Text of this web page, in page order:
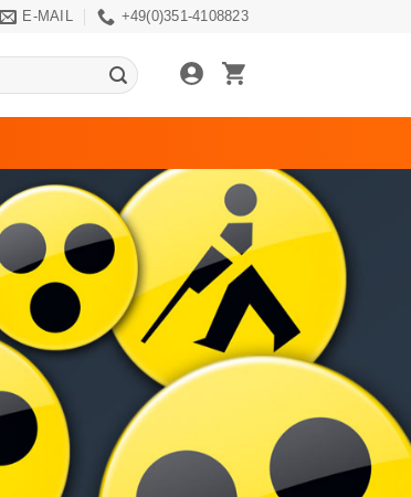
E-MAIL +49(0)351-4108823